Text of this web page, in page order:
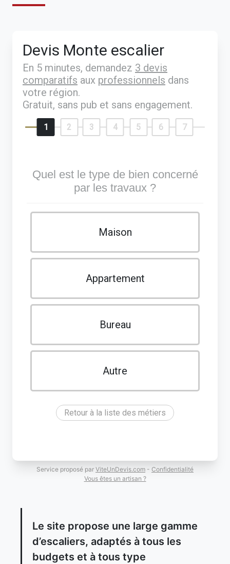
Devis Monte escalier
En 5 minutes, demandez 3 devis
comparatifs aux professionnels dans
votre région.
Gratuit, sans pub et sans engagement.
1 2 3 4 5 6 7
Quel est le type de bien concerné
par les travaux ?
Maison
Appartement
Bureau
Autre
Retour à la liste des métiers
Service proposé par ViteUnDevis.com - Confidentialité
Vous êtes un artisan ?
Le site propose une large gamme
d’escaliers, adaptés à tous les
budgets et à tous type